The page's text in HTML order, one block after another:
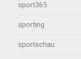
sport365
sporting
sportschau